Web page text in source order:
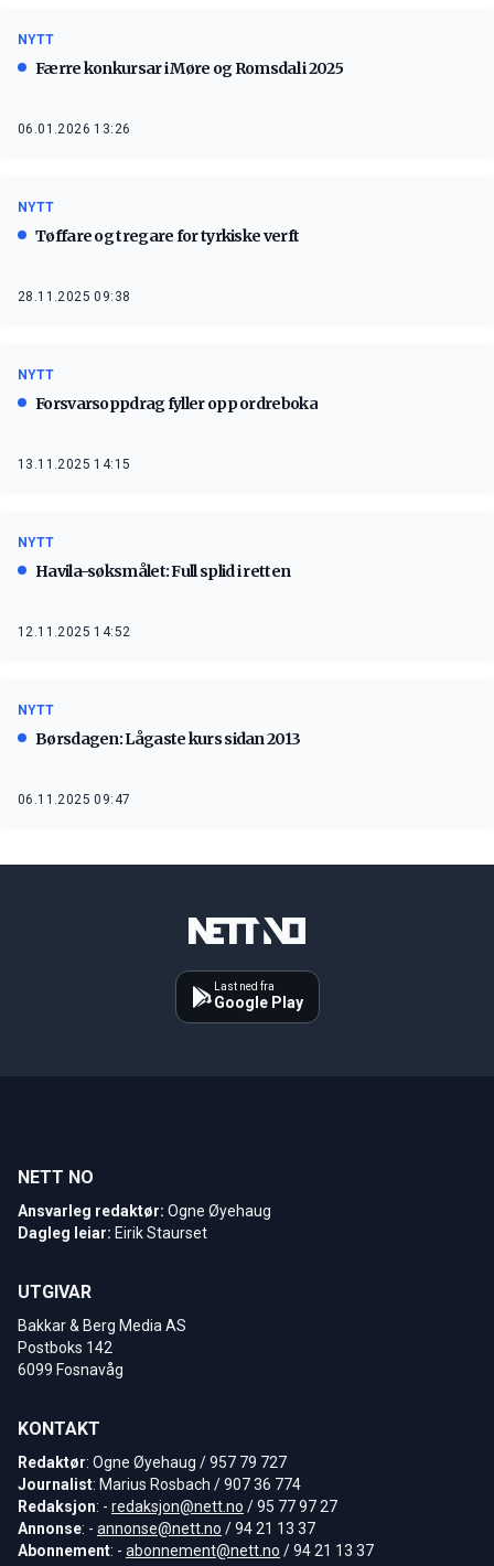
NYTT
Færre konkursar i Møre og Romsdal i 2025
06.01.2026 13:26
NYTT
Tøffare og tregare for tyrkiske verft
28.11.2025 09:38
NYTT
Forsvarsoppdrag fyller opp ordreboka
13.11.2025 14:15
NYTT
Havila-søksmålet: Full splid i retten
12.11.2025 14:52
NYTT
Børsdagen: Lågaste kurs sidan 2013
06.11.2025 09:47
Last ned fra
Google Play
NETT NO
Ansvarleg redaktør: Ogne Øyehaug
Dagleg leiar: Eirik Staurset
UTGIVAR
Bakkar & Berg Media AS
Postboks 142
6099 Fosnavåg
KONTAKT
Redaktør: Ogne Øyehaug / 957 79 727
Journalist: Marius Rosbach / 907 36 774
Redaksjon: - redaksjon@nett.no / 95 77 97 27
Annonse: - annonse@nett.no / 94 21 13 37
Abonnement: - abonnement@nett.no / 94 21 13 37